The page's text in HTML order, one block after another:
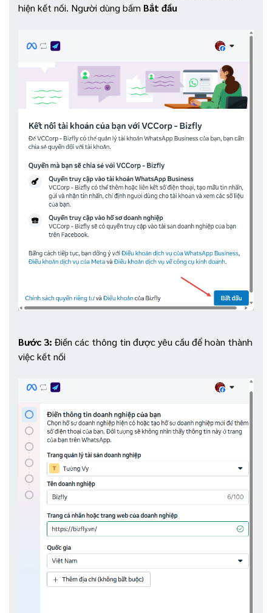
hiện kết nối. Người dùng bấm Bắt đầu
Bước 3: Điền các thông tin được yêu cầu để hoàn thành
việc kết nối